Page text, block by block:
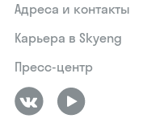
Адреса и контакты
Карьера в Skyeng
Пресс-центр